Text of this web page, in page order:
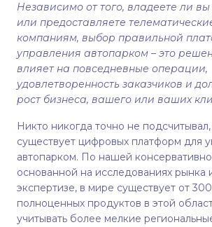
Независимо от того, владеете ли
или предоставляете
компаниям, выбор правильной
управления автопарком – это
влияет на повседневные операции,
удовлетворенность заказчиков и
рост бизнеса, вашего или ваших
Никто никогда точно не подсчитывал,
существует цифровых платформ для
автопарком. По нашей
основанной на исследованиях рынка
экспертизе, в мире существует от
полноценных продуктов в этой
учитывать более мелкие